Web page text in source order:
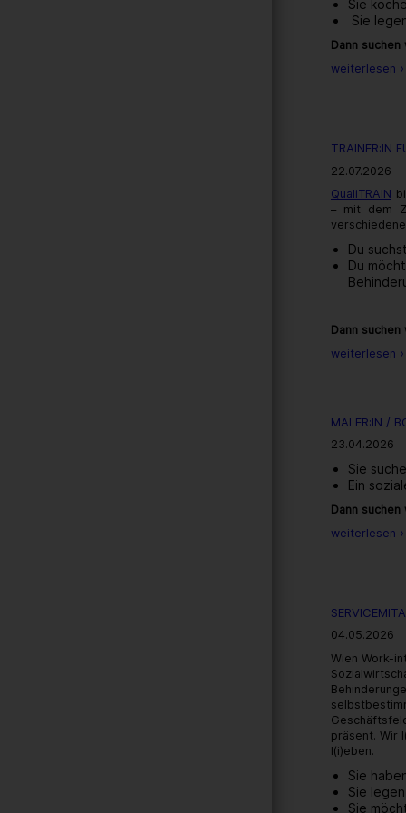
-
Sie
Sie
Dann suchen
weiterlesen ›
TRAINER:IN
22.07.2026
QualiTRAIN
– mit dem
Du
Du
Dann
weiterlesen ›
MALER:IN /
23.04.2026
Sie
Ein
Dann suchen
weiterlesen ›
04.05.2026
Wien Work-
präsent. Wir
l(i)eben.
Sie
Sie
Sie